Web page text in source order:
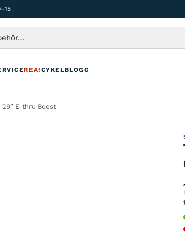
REA! CYKELBLOGG
29” E-thru Boost